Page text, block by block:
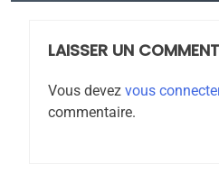
LAISSER UN
Vous devez vous
commentaire.
rapport
FRANCE
6